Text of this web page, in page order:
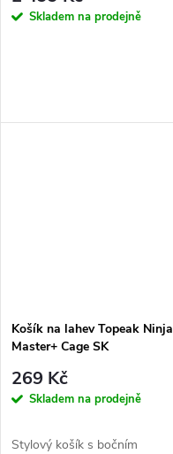
Skladem na prodejně
Košík na lahev Topeak Ninja
Master+ Cage SK
269 Kč
Skladem na prodejně
Stylový košík s bočním